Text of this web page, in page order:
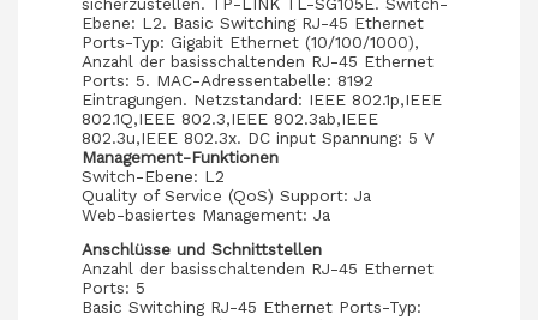
Ebene: L2. Basic Switching RJ-45 Ethernet
Ports-Typ: Gigabit Ethernet (10/100/1000),
Anzahl der basisschaltenden RJ-45 Ethernet
Ports: 5. MAC-Adressentabelle: 8192
Eintragungen. Netzstandard: IEEE 802.1p,IEEE
802.1Q,IEEE 802.3,IEEE 802.3ab,IEEE
802.3u,IEEE 802.3x. DC input Spannung: 5 V
Management-Funktionen
Switch-Ebene: L2
Quality of Service (QoS) Support: Ja
Web-basiertes Management: Ja
Anschlüsse und Schnittstellen
Anzahl der basisschaltenden RJ-45 Ethernet
Ports: 5
Basic Switching RJ-45 Ethernet Ports-Typ: